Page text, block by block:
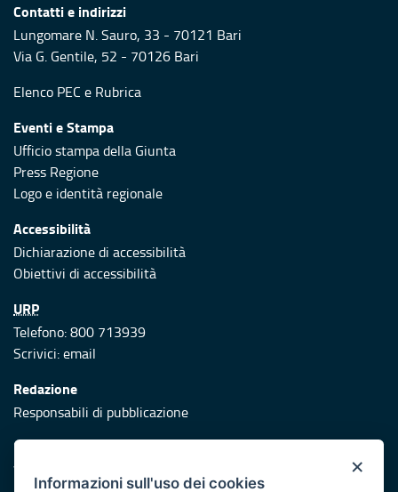
Contatti e indirizzi
Lungomare N. Sauro, 33 - 70121 Bari
Via G. Gentile, 52 - 70126 Bari
Elenco PEC e Rubrica
Eventi e Stampa
Ufficio stampa della Giunta
Press Regione
Logo e identità regionale
Accessibilità
Dichiarazione di accessibilità
Obiettivi di accessibilità
URP
Telefono: 800 713939
Scrivici:email
Redazione
Responsabili di pubblicazione
Protezione civile
Vai al sito di Protezione Civile Puglia ×
Informazioni sull'uso dei cookies